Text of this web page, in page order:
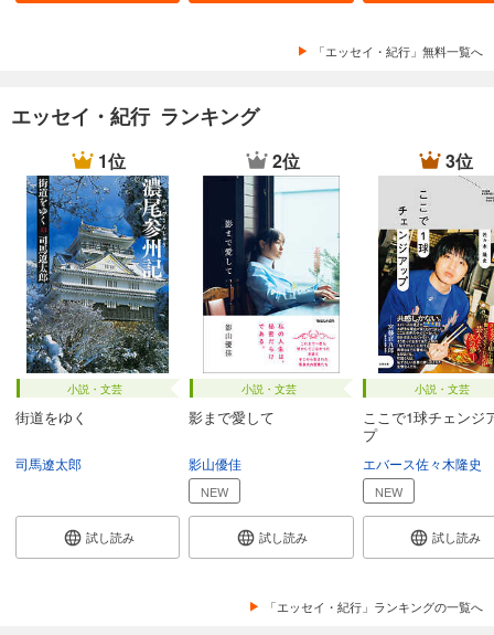
「エッセイ・紀行」無料一覧へ
エッセイ・紀行 ランキング
1位
小説・文芸
街道をゆく
司馬遼太郎
試し読み
2位
小説・文芸
影まで愛して
影山優佳
NEW
試し読み
3位
小説・文芸
ここで1球チェンジ
プ
エバース佐々木隆史
NEW
試し読み
「エッセイ・紀行」ランキングの一覧へ